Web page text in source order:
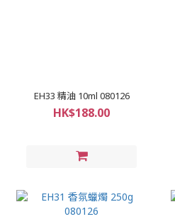
EH33 精油 10ml 080126
HK$188.00